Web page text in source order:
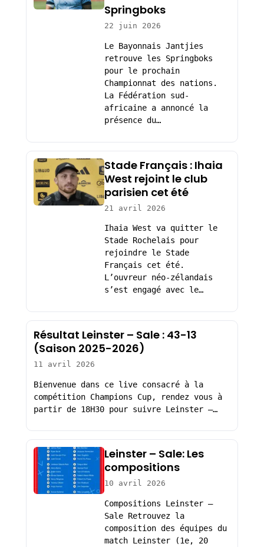
Springboks
22 juin 2026
Le Bayonnais Jantjies
retrouve les Springboks
pour le prochain
Championnat des nations.
La Fédération sud-
africaine a annoncé la
présence du…
Stade Français : Ihaia
West rejoint le club
parisien cet été
21 avril 2026
Ihaia West va quitter le
Stade Rochelais pour
rejoindre le Stade
Français cet été.
L’ouvreur néo-zélandais
s’est engagé avec le…
Résultat Leinster – Sale : 43-13
(Saison 2025-2026)
11 avril 2026
Bienvenue dans ce live consacré à la
compétition Champions Cup, rendez vous à
partir de 18H30 pour suivre Leinster –…
Leinster – Sale: Les
compositions
10 avril 2026
Compositions Leinster –
Sale Retrouvez la
composition des équipes du
match Leinster (1e, 20